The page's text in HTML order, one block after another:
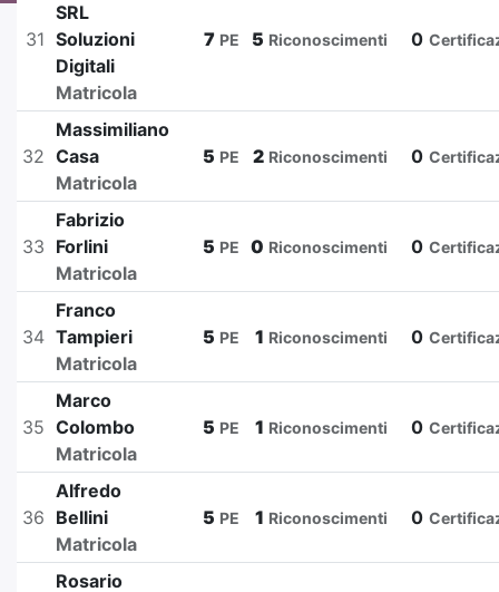
31
SRL
Soluzioni
Digitali
Matricola
7 PE 5 Riconoscimenti 0
32
Massimiliano
Casa
Matricola
5 PE 2 Riconoscimenti 0
33
Fabrizio
Forlini
Matricola
5 PE 0 Riconoscimenti 0
34
Franco
Tampieri
Matricola
5 PE 1 Riconoscimenti 0
35
Marco
Colombo
Matricola
5 PE 1 Riconoscimenti 0
36
Alfredo
Bellini
Matricola
5 PE 1 Riconoscimenti 0
Rosario